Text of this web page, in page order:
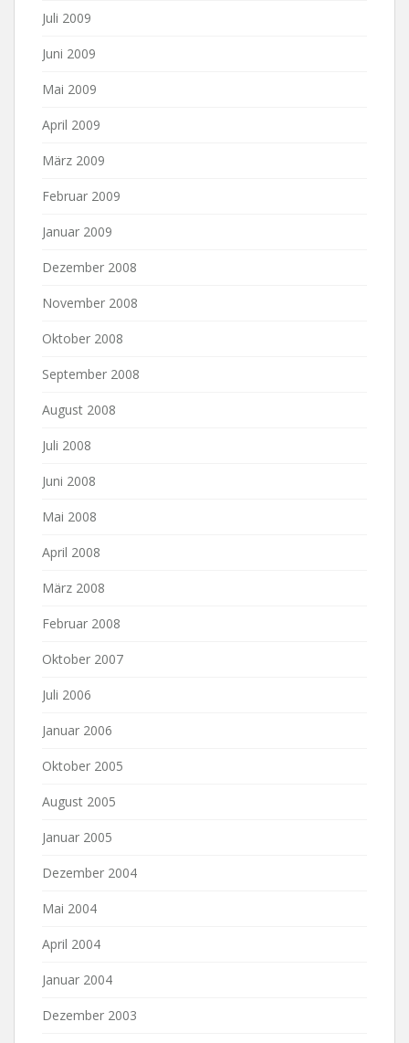
Juli 2009
Juni 2009
Mai 2009
April 2009
März 2009
Februar 2009
Januar 2009
Dezember 2008
November 2008
Oktober 2008
September 2008
August 2008
Juli 2008
Juni 2008
Mai 2008
April 2008
März 2008
Februar 2008
Oktober 2007
Juli 2006
Januar 2006
Oktober 2005
August 2005
Januar 2005
Dezember 2004
Mai 2004
April 2004
Januar 2004
Dezember 2003